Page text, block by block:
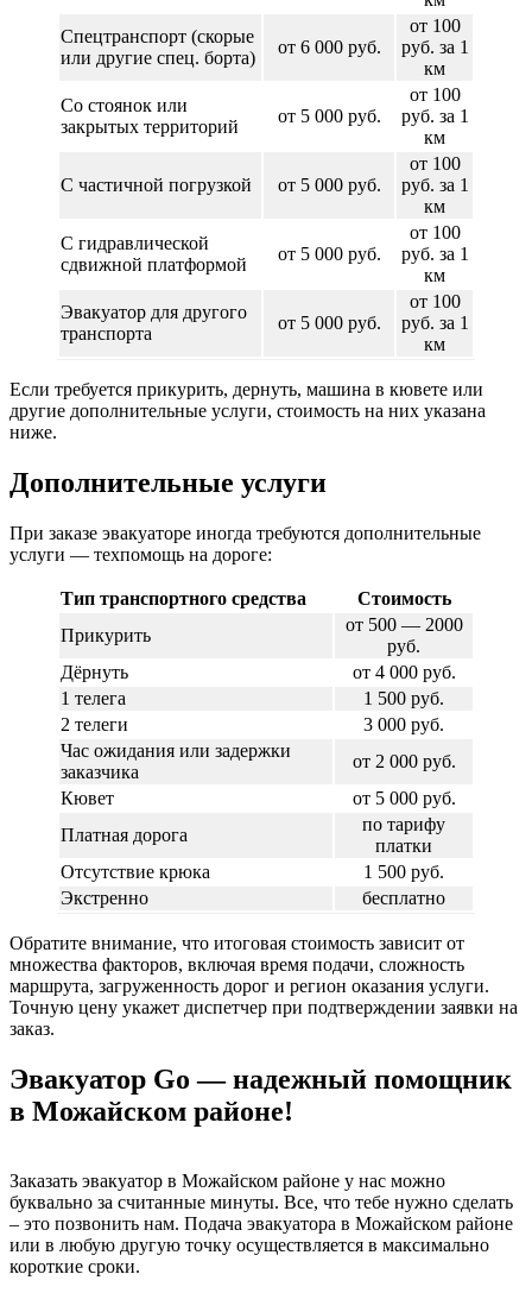
Спецтранспорт (скорые
или другие спец. борта)
от 6 000 руб.
от 100
руб. за 1
км
Со стоянок или
закрытых территорий
от 5 000 руб.
от 100
руб. за 1
км
С частичной погрузкой от 5 000 руб.
от 100
руб. за 1
км
С гидравлической
сдвижной платформой
от 5 000 руб.
от 100
руб. за 1
км
Эвакуатор для другого
транспорта
от 5 000 руб.
от 100
руб. за 1
км
Если требуется прикурить, дернуть, машина в кювете или
другие дополнительные услуги, стоимость на них указана
ниже.
Дополнительные услуги
При заказе эвакуаторе иногда требуются дополнительные
услуги — техпомощь на дороге:
Тип транспортного средства
Стоимость
Прикурить
от 500 — 2000
руб.
Дёрнуть
от 4 000 руб.
1 телега
1 500 руб.
2 телеги
3 000 руб.
Час ожидания или задержки
заказчика
от 2 000 руб.
Кювет
от 5 000 руб.
Платная дорога
по тарифу
платки
Отсутствие крюка
1 500 руб.
Экстренно
бесплатно
Обратите внимание, что итоговая стоимость зависит от
множества факторов, включая время подачи, сложность
маршрута, загруженность дорог и регион оказания услуги.
Точную цену укажет диспетчер при подтверждении заявки на
заказ.
Эвакуатор Go — надежный помощник
в Можайском районе!
Заказать эвакуатор в Можайском районе у нас можно
буквально за считанные минуты. Все, что тебе нужно сделать
– это позвонить нам. Подача эвакуатора в Можайском районе
или в любую другую точку осуществляется в максимально
короткие сроки.